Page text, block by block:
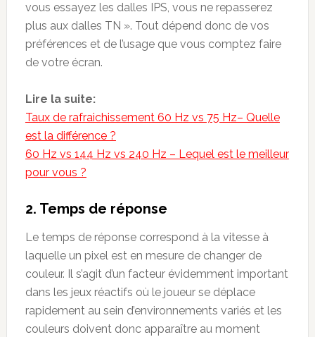
vous essayez les dalles IPS, vous ne repasserez
plus aux dalles TN ». Tout dépend donc de vos
préférences et de l’usage que vous comptez faire
de votre écran.
Lire la suite:
Taux de rafraichissement 60 Hz vs 75 Hz– Quelle
est la différence ?
60 Hz vs 144 Hz vs 240 Hz – Lequel est le meilleur
pour vous ?
2. Temps de réponse
Le temps de réponse correspond à la vitesse à
laquelle un pixel est en mesure de changer de
couleur. Il s’agit d’un facteur évidemment important
dans les jeux réactifs où le joueur se déplace
rapidement au sein d’environnements variés et les
couleurs doivent donc apparaître au moment